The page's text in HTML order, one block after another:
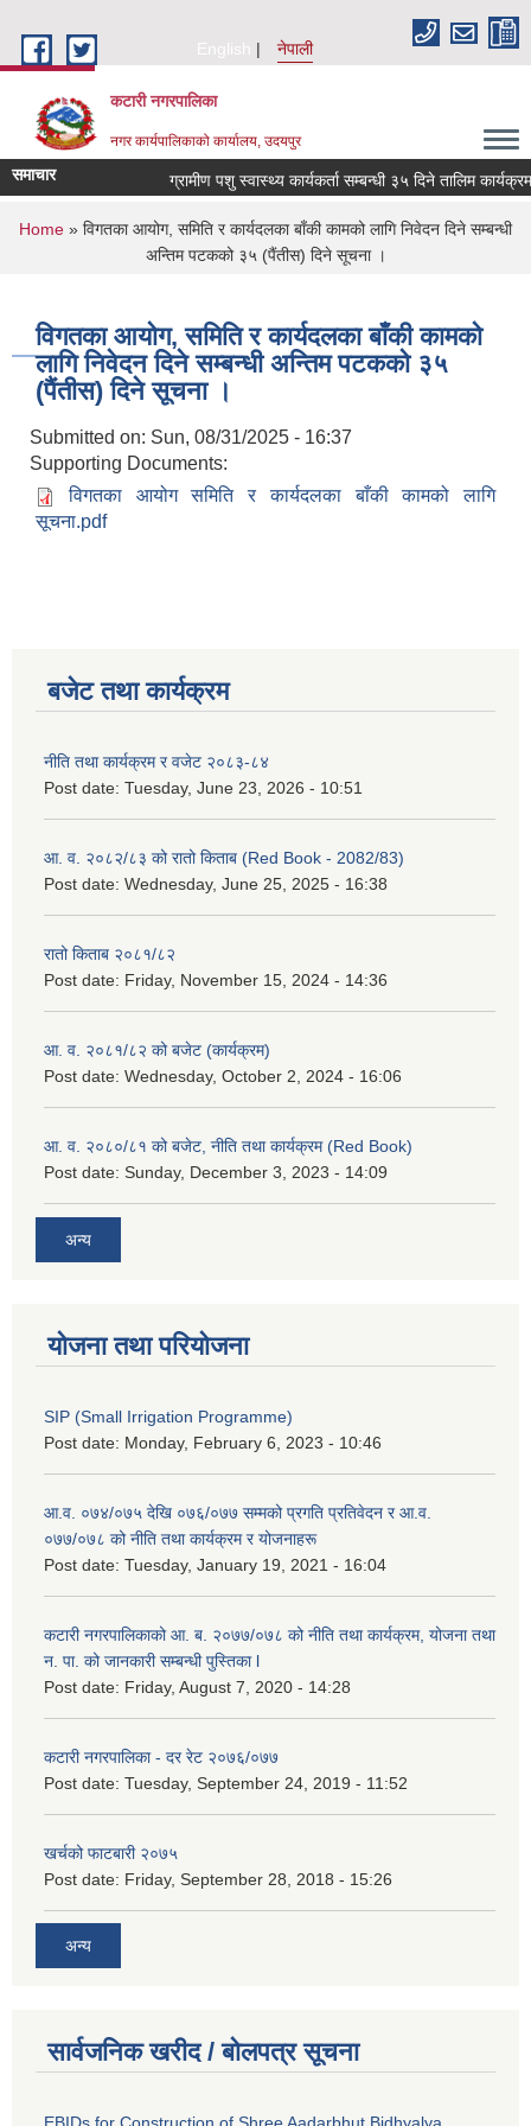
English
नेपाली
कटारी नगरपालिका
नगर कार्यपालिकाको कार्यालय, उदयपुर
समाचार ग्रामीण पशु स्वास्थ्य कार्यकर्ता सम्बन्धी ३५ दिने तालिम
You are here
Home » विगतका आयोग, समिति र कार्यदलका बाँकी कामको लागि निवेदन दिने सम्बन्धी
अन्तिम पटकको ३५ (पैंतीस) दिने सूचना ।
विगतका आयोग, समिति र कार्यदलका बाँकी कामको
लागि निवेदन दिने सम्बन्धी अन्तिम पटकको ३५
(पैंतीस) दिने सूचना ।
Submitted on: Sun, 08/31/2025 - 16:37
Supporting Documents:
विगतका आयोग समिति र कार्यदलका बाँकी कामको लागि
सूचना.pdf
बजेट तथा कार्यक्रम
नीति तथा कार्यक्रम र वजेट २०८३-८४
Post date: Tuesday, June 23, 2026 - 10:51
आ. व. २०८२/८३ को रातो किताब (Red Book - 2082/83)
Post date: Wednesday, June 25, 2025 - 16:38
रातो किताब २०८१/८२
Post date: Friday, November 15, 2024 - 14:36
आ. व. २०८१/८२ को बजेट (कार्यक्रम)
Post date: Wednesday, October 2, 2024 - 16:06
आ. व. २०८०/८१ को बजेट, नीति तथा कार्यक्रम (Red Book)
Post date: Sunday, December 3, 2023 - 14:09
अन्य
योजना तथा परियोजना
SIP (Small Irrigation Programme)
Post date: Monday, February 6, 2023 - 10:46
आ.व. ०७४/०७५ देखि ०७६/०७७ सम्मको प्रगति प्रतिवेदन र आ.व.
०७७/०७८ को नीति तथा कार्यक्रम र योजनाहरू
Post date: Tuesday, January 19, 2021 - 16:04
कटारी नगरपालिकाको आ. ब. २०७७/०७८ को नीति तथा कार्यक्रम, योजना तथा
न. पा. को जानकारी सम्बन्धी पुस्तिका l
Post date: Friday, August 7, 2020 - 14:28
कटारी नगरपालिका - दर रेट २०७६/०७७
Post date: Tuesday, September 24, 2019 - 11:52
खर्चको फाटबारी २०७५
Post date: Friday, September 28, 2018 - 15:26
अन्य
सार्वजनिक खरीद / बोलपत्र सूचना